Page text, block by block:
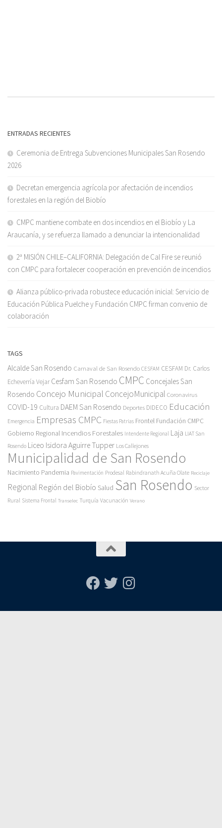
ENTRADAS RECIENTES
Ceremonia de Entrega Subvenciones Municipales San Rosendo
2026
Decretan emergencia agrícola por afectación de incendios
forestales en la región del Biobío
CMPC mantiene combate en dos incendios en el Biobío y La
Araucanía, y se refuerza llamado a denunciar la intencionalidad
2ª MISIÓN CHILE–CALIFORNIA: Delegación de Cal Fire se reunió
con CMPC para fortalecer cooperación en prevención de incendios
Alianza público-privada robustece educación inicial: Servicio de
Educación Pública Puelche y Fundación CMPC firman convenio de
colaboración
TAGS
Alcalde San Rosendo Carnaval de San Rosendo CESFAM CESFAM Dr. Carlos
Echeverría Vejar Cesfam San Rosendo CMPC Concejales San
Rosendo Concejo Municipal ConcejoMunicipal Coronavirus
COVID-19 Cultura DAEM San Rosendo Deportes DIDECO Educación
Emergencia Empresas CMPC Fiestas Patrias Frontel Fundación CMPC
Gobierno Regional Incendios Forestales Intendente Regional Laja LIAT San
Rosendo Liceo Isidora Aguirre Tupper Los Callejones
Municipalidad de San Rosendo
Nacimiento Pandemia Pavimentación Prodesal Rabindranath Acuña Olate Reciclaje
Regional Región del Biobío Salud San Rosendo Sector
Rural Sistema Frontal Transelec Turquía Vacunación Verano